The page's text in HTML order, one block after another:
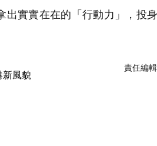
出實實在在的「行動力」，投
責任編